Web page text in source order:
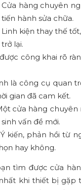
hàng chuyên
hành sửa chữa.
Linh kiện thay thế
lại.
công khai rõ
là công cụ quan
gian đã cam kết.
cửa hàng chuyên
vấn đề mới.
kiến, phản hồi từ
hay không.
tìm được cửa
khi thiết bị gặp